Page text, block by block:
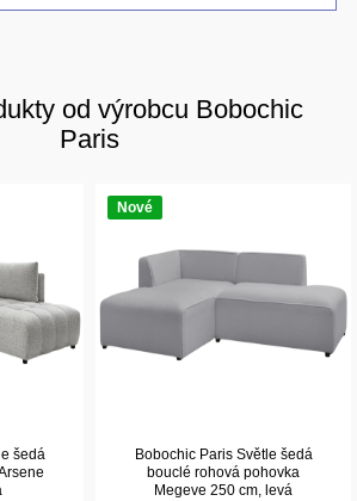
od výrobcu Bobochic
Paris
šedá
Nové
Bobochic Paris Světle šedá
bouclé rohová pohovka
Megeve 250 cm, levá